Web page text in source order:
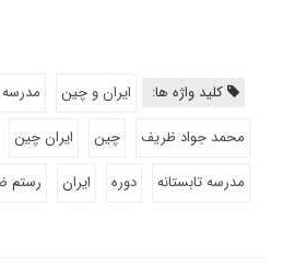
کلید واژه ها: ایران و چین
محمد جواد ظریف
چین ایران چین
مدرسه تابستانه
دوره ایران رستم